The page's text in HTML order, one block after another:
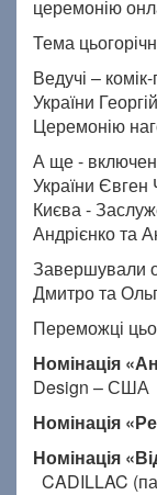
церемонію
Тема
Ведучі –
України
Церемонію
А ще -
України Євген
Києва -
Андрієнко та
Завершували
Дмитро та
Переможці
Номінація
Design – США
Номінація
Номінація
CADILLAC